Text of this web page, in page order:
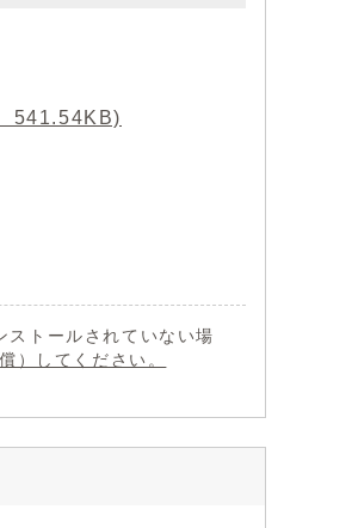
541.54KB)
トールされていない場
してください。